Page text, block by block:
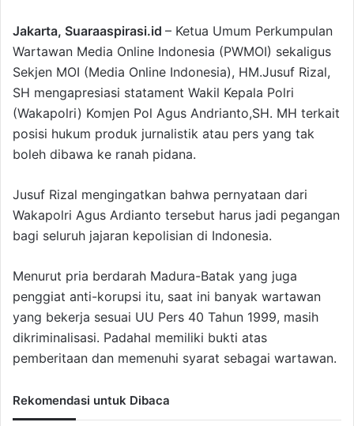
Jakarta, Suaraaspirasi.id – Ketua Umum Perkumpulan
Wartawan Media Online Indonesia (PWMOI) sekaligus
Sekjen MOI (Media Online Indonesia), HM.Jusuf Rizal,
SH mengapresiasi statament Wakil Kepala Polri
(Wakapolri) Komjen Pol Agus Andrianto,SH. MH terkait
posisi hukum produk jurnalistik atau pers yang tak
boleh dibawa ke ranah pidana.
Jusuf Rizal mengingatkan bahwa pernyataan dari
Wakapolri Agus Ardianto tersebut harus jadi pegangan
bagi seluruh jajaran kepolisian di Indonesia.
Menurut pria berdarah Madura-Batak yang juga
penggiat anti-korupsi itu, saat ini banyak wartawan
yang bekerja sesuai UU Pers 40 Tahun 1999, masih
dikriminalisasi. Padahal memiliki bukti atas
pemberitaan dan memenuhi syarat sebagai wartawan.
Rekomendasi untuk Dibaca